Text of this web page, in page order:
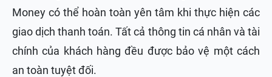
Money có thể hoàn toàn yên tâm khi thực hiện các
giao dịch thanh toán. Tất cả thông tin cá nhân và tài
chính của khách hàng đều được bảo vệ một cách
an toàn tuyệt đối.